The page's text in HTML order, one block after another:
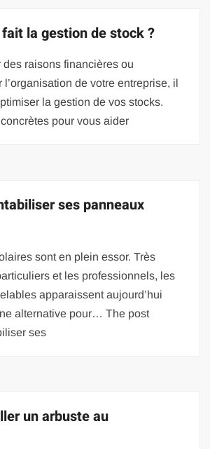
la gestion de stock ?
des raisons financières ou
l’organisation de votre entreprise, il
la gestion de vos stocks.
pour vous aider
ses panneaux
sont en plein essor. Très
et les professionnels, les
apparaissent aujourd’hui
alternative pour… The post
ses
un arbuste au